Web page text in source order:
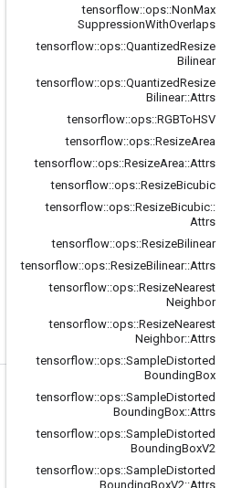
tensorflow::ops::NonMax
SuppressionWithOverlaps
tensorflow::ops::QuantizedResize
Bilinear
tensorflow::ops::QuantizedResize
Bilinear::Attrs
tensorflow::ops::RGBToHSV
tensorflow::ops::ResizeArea
tensorflow::ops::ResizeArea::Attrs
tensorflow::ops::ResizeBicubic
tensorflow::ops::ResizeBicubic::
Attrs
tensorflow::ops::ResizeBilinear
tensorflow::ops::ResizeBilinear::Attrs
tensorflow::ops::ResizeNearest
Neighbor
tensorflow::ops::ResizeNearest
Neighbor::Attrs
tensorflow::ops::SampleDistorted
BoundingBox
tensorflow::ops::SampleDistorted
BoundingBox::Attrs
tensorflow::ops::SampleDistorted
BoundingBoxV2
tensorflow::ops::SampleDistorted
BoundingBoxV2::Attrs
مرتبط بمانید
وبلاگ
تالار گفتمان